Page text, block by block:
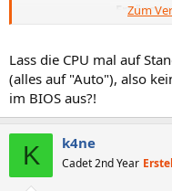
Bluescreen, das war bei
Übertaktung habe ich
Zum
Lass die CPU mal auf
(alles auf "Auto"), also
im BIOS aus?!
K k4ne
Cadet 2nd Year